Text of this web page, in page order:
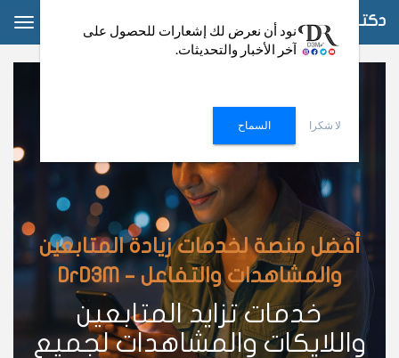
دكتور دعم
أفضل منصة لخدمات زيادة المتابعين
والمشاهدات والتفاعل – DrD3M
خدمات تزايد المتابعين
واللايكات والمشاهدات لجميع
نود أن نعرض لك إشعارات للحصول على
آخر الأخبار والتحديثات.
لا شكرا السماح